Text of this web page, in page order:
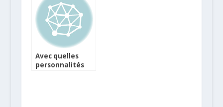
Avec quelles
personnalités